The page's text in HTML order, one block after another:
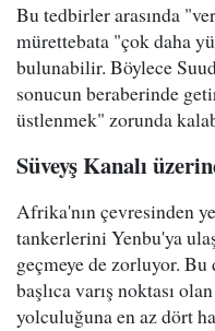
Bu tedbirler arasında
mürettebata "çok daha
bulunabilir. Böylece
sonucun beraberinde
üstlenmek" zorunda
Süveyş Kanalı
Afrika'nın çevresinden
tankerlerini Yenbu'ya
geçmeye de zorluyor.
başlıca varış noktası
yolculuğuna en az dört